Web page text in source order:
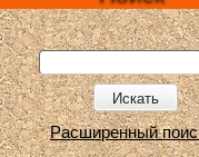
Искать
Расширенный